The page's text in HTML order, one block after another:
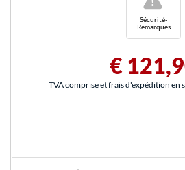
Sécurité-
Remarques
€
TVA comprise et frais d'expédition en